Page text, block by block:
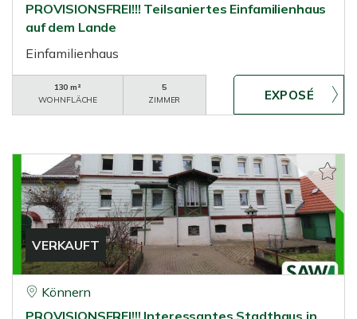
PROVISIONSFREI!!! Teilsaniertes Einfamilienhaus
auf dem Lande
Einfamilienhaus
130 m²
WOHNFLÄCHE
5
ZIMMER
VERKAUFT
Könnern
PROVISIONSFREI!!! Interessantes Stadthaus in